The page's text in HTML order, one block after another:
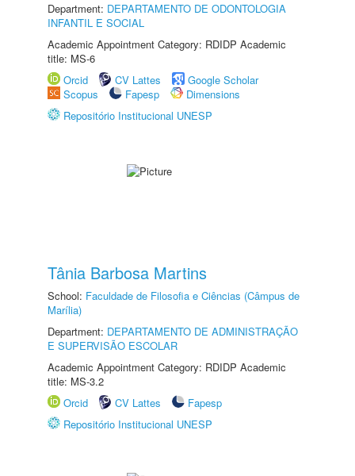
Department: DEPARTAMENTO DE ODONTOLOGIA
INFANTIL E SOCIAL
Academic Appointment Category: RDIDP Academic
title: MS-6
Orcid
CV Lattes
Google Scholar
Scopus
Fapesp
Dimensions
Repositório Institucional UNESP
Tânia Barbosa Martins
School: Faculdade de Filosofia e Ciências (Câmpus de
Marília)
Department: DEPARTAMENTO DE ADMINISTRAÇÃO
E SUPERVISÃO ESCOLAR
Academic Appointment Category: RDIDP Academic
title: MS-3.2
Orcid
CV Lattes
Fapesp
Repositório Institucional UNESP